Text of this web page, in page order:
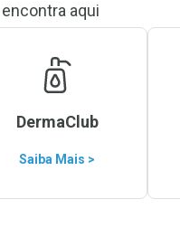
aqui
DermaClub
Saiba Mais >